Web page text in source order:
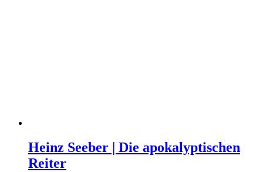
Heinz Seeber | Die apokalyptischen
Reiter